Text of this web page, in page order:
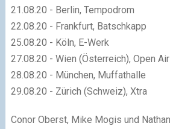
21.08.20 - Berlin, Tempodrom
22.08.20 - Frankfurt, Batschkapp
25.08.20 - Köln, E-Werk
27.08.20 - Wien (Österreich), Open
28.08.20 - München, Muffathalle
29.08.20 - Zürich (Schweiz), Xtra
Conor Oberst, Mike Mogis und